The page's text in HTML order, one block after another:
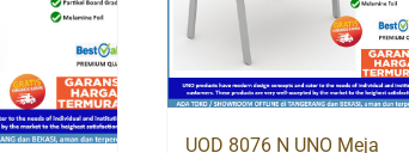
UOD 8076 N UNO Meja